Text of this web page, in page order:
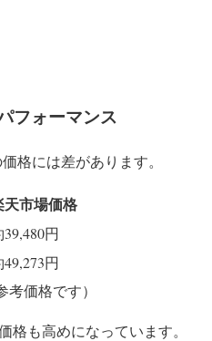
フォーマンス
格には差があります。
天市場価格
39,480円
49,273円
考価格です）
格も高めになっています。